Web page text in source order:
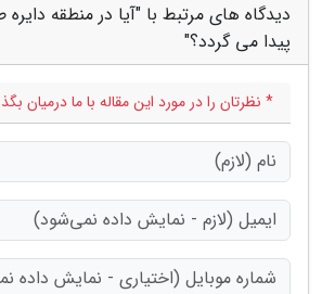
دیدگاه های مرتبط با "آیا در منطقه دایره
پیدا می گردد؟"
* نظرتان را در مورد این مقاله با ما درمیان